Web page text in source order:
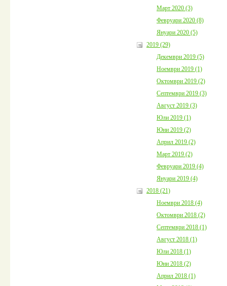
Март 2020 (3)
Февруари 2020 (8)
Януари 2020 (5)
2019 (29)
Декември 2019 (5)
Ноември 2019 (1)
Октомври 2019 (2)
Септември 2019 (3)
Август 2019 (3)
Юли 2019 (1)
Юни 2019 (2)
Април 2019 (2)
Март 2019 (2)
Февруари 2019 (4)
Януари 2019 (4)
2018 (21)
Ноември 2018 (4)
Октомври 2018 (2)
Септември 2018 (1)
Август 2018 (1)
Юли 2018 (1)
Юни 2018 (2)
Април 2018 (1)